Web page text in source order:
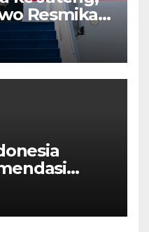
Resmikan
Tawang
62 Ribu
Prabowo,